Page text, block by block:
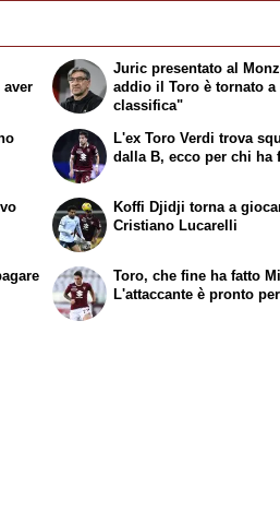
Juric presentato al
addio il Toro è tornato a
classifica"
L'ex Toro Verdi trova
dalla B, ecco per chi ha
Koffi Djidji torna a
Cristiano Lucarelli
Toro, che fine ha fatto
L'attaccante è pronto